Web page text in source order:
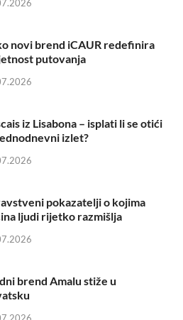
novi brend iCAUR redefinira
putovanja
iz Lisabona – isplati li se otići
izlet?
pokazatelji o kojima
ljudi rijetko razmišlja
brend Amalu stiže u